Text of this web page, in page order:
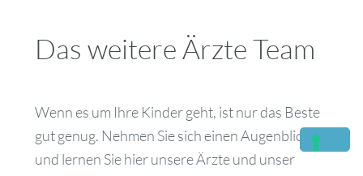
Das weitere Ärzte Team
Wenn es um Ihre Kinder geht, ist nur das Beste
gut genug. Nehmen Sie sich einen Augenblick
und lernen Sie hier unsere Ärzte und unser